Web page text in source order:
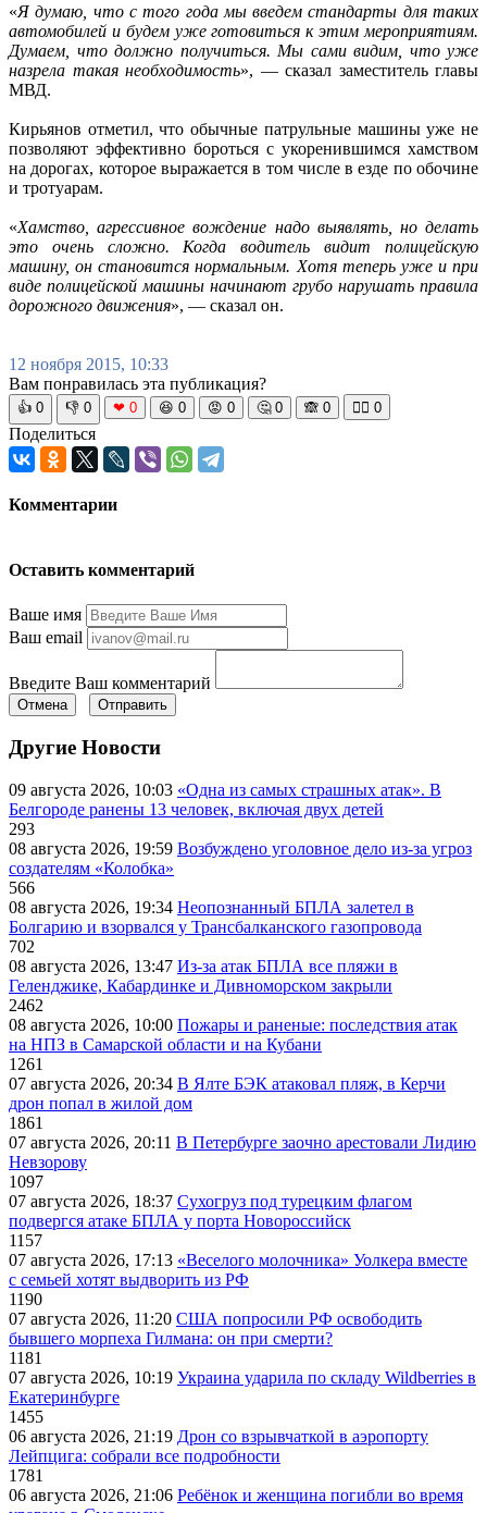
«Я думаю, что с того года мы введем стандарты для таких
автомобилей и будем уже готовиться к этим мероприятиям.
Думаем, что должно получиться. Мы сами видим, что уже
назрела такая необходимость», — сказал заместитель главы
МВД.
Кирьянов отметил, что обычные патрульные машины уже не
позволяют эффективно бороться с укоренившимся хамством
на дорогах, которое выражается в том числе в езде по обочине
и тротуарам.
«Хамство, агрессивное вождение надо выявлять, но делать
это очень сложно. Когда водитель видит полицейскую
машину, он становится нормальным. Хотя теперь уже и при
виде полицейской машины начинают грубо нарушать правила
дорожного движения», — сказал он.
12 ноября 2015, 10:33
Вам понравилась эта публикация?
👍 0 👎 0 ❤ 0 😆 0 😡 0 🤔 0 🙈 0 🧘‍♀️ 0
Поделиться
Комментарии
Оставить комментарий
Ваше имя
Ваш email
Введите Ваш комментарий
Отмена Отправить
Другие Новости
09 августа 2026, 10:03 «Одна из самых страшных атак». В
Белгороде ранены 13 человек, включая двух детей
293
08 августа 2026, 19:59 Возбуждено уголовное дело из-за угроз
создателям «Колобка»
566
08 августа 2026, 19:34 Неопознанный БПЛА залетел в
Болгарию и взорвался у Трансбалканского газопровода
702
08 августа 2026, 13:47 Из-за атак БПЛА все пляжи в
Геленджике, Кабардинке и Дивноморском закрыли
2462
08 августа 2026, 10:00 Пожары и раненые: последствия атак
на НПЗ в Самарской области и на Кубани
1261
07 августа 2026, 20:34 В Ялте БЭК атаковал пляж, в Керчи
дрон попал в жилой дом
1861
07 августа 2026, 20:11 В Петербурге заочно арестовали Лидию
Невзорову
1097
07 августа 2026, 18:37 Сухогруз под турецким флагом
подвергся атаке БПЛА у порта Новороссийск
1157
07 августа 2026, 17:13 «Веселого молочника» Уолкера вместе
с семьей хотят выдворить из РФ
1190
07 августа 2026, 11:20 США попросили РФ освободить
бывшего морпеха Гилмана: он при смерти?
1181
07 августа 2026, 10:19 Украина ударила по складу Wildberries в
Екатеринбурге
1455
06 августа 2026, 21:19 Дрон со взрывчаткой в аэропорту
Лейпцига: собрали все подробности
1781
06 августа 2026, 21:06 Ребёнок и женщина погибли во время